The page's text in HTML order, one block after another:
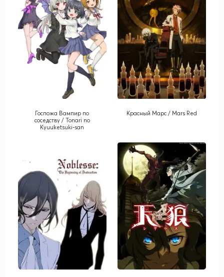
Госпожа Вампир по
соседству / Tonari no
Kyuuketsuki-san
Красный Марс / Mars Red